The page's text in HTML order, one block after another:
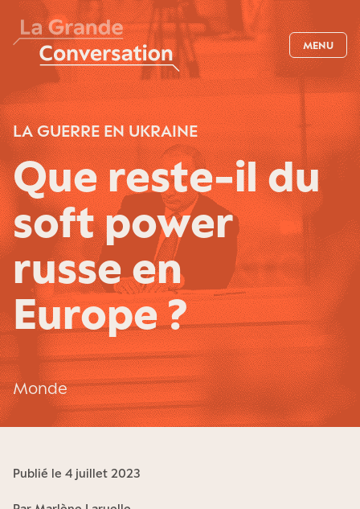
MENU
LA GUERRE EN UKRAINE
Que reste-il du
soft power
russe en
Europe ?
Monde
Publié le 4 juillet 2023